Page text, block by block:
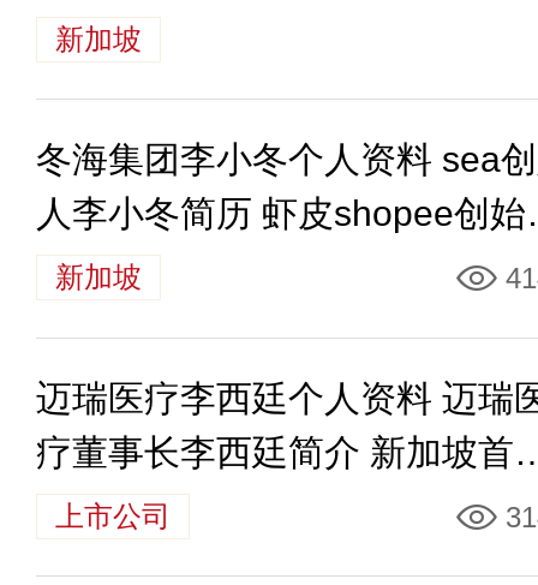
新加坡
冬海集团李小冬个人资料 sea
人李小冬简历 虾皮shopee创始
李小冬身价多少
新加坡
迈瑞医疗李西廷个人资料 迈瑞
疗董事长李西廷简介 新加坡首
李西廷身价多少
上市公司